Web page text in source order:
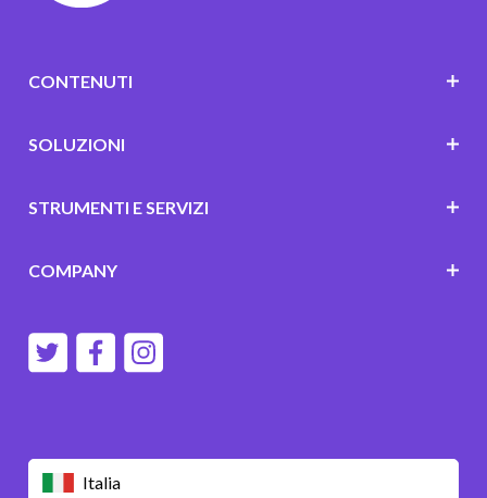
Italia
CONTENUTI
SOLUZIONI
STRUMENTI E SERVIZI
COMPANY